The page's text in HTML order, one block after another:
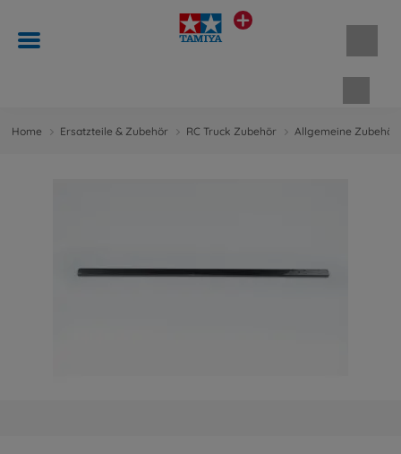
Home Ersatzteile & Zubehör RC Truck Zubehör Allgemeine